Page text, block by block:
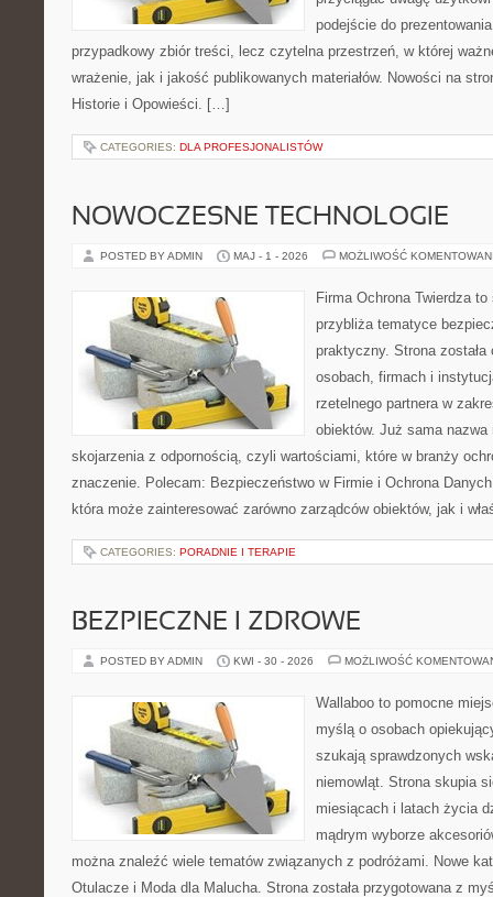
podejście do
przypadkowy zbiór treści, lecz czytelna przestrzeń, w której
wrażenie, jak i jakość publikowanych materiałów. Nowości na
Historie i Opowieści. […]
CATEGORIES: DLA PROFESJONALISTÓW
NOWOCZESNE TECHNOLOGIE
POSTED BY ADMIN MAJ - 1 - 2026 MOŻLIWOŚĆ
Firma Ochrona Twierdza
przybliża tematyce
praktyczny. Strona
osobach, firmach i
rzetelnego partnera w
obiektów. Już sama nazwa
skojarzenia z odpornością, czyli wartościami, które w branży
znaczenie. Polecam: Bezpieczeństwo w Firmie i Ochrona
która może zainteresować zarówno zarządców obiektów, jak i
CATEGORIES: PORADNIE I TERAPIE
BEZPIECZNE I ZDROWE
POSTED BY ADMIN KWI - 30 - 2026 MOŻLIWOŚĆ
Wallaboo to pomocne
myślą o osobach
szukają sprawdzonych
niemowląt. Strona skupia
miesiącach i latach życia
mądrym wyborze
można znaleźć wiele tematów związanych z podróżami. Nowe
Otulacze i Moda dla Malucha. Strona została przygotowana z